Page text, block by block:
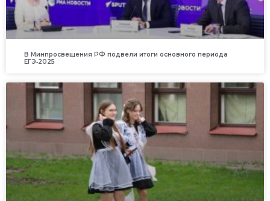
В Минпросвещения РФ подвели итоги основного периода
ЕГЭ‑2025